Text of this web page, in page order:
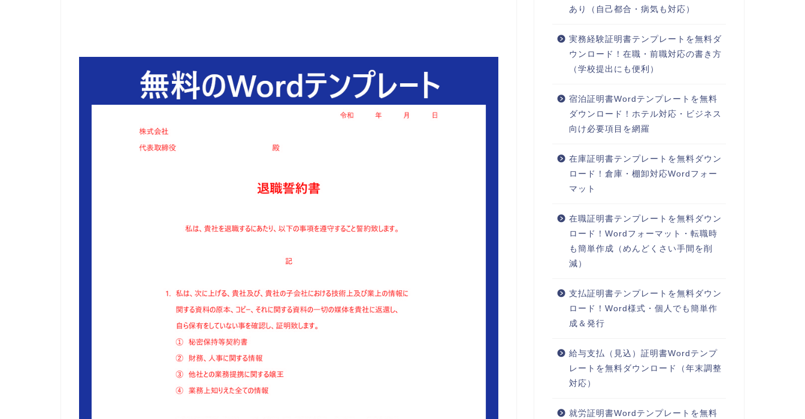
あり（自己都合・病気も対応）
実務経験証明書テンプレートを無料ダ
ウンロード！在職・前職対応の書き方
（学校提出にも便利）
宿泊証明書Wordテンプレートを無料
ダウンロード！ホテル対応・ビジネス
向け必要項目を網羅
在庫証明書テンプレートを無料ダウン
ロード！倉庫・棚卸対応Wordフォー
マット
在職証明書テンプレートを無料ダウン
ロード！Wordフォーマット・転職時
も簡単作成（めんどくさい手間を削
減）
支払証明書テンプレートを無料ダウン
ロード！Word様式・個人でも簡単作
成＆発行
給与支払（見込）証明書Wordテンプ
レートを無料ダウンロード（年末調整
対応）
就労証明書Wordテンプレートを無料